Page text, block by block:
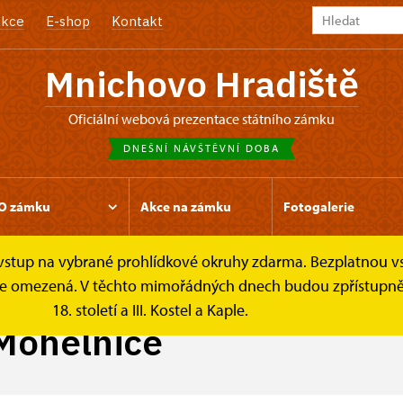
E-shop Kontakt
Mnichovo Hradiště
oficiální webová prezentace státního zámku
DNEŠNÍ NÁVŠTĚVNÍ DOBA
zámku Akce na zámku Fotogalerie
na vybrané prohlídkové okruhy zdarma. Bezplatnou
V těchto mimořádných dnech budou
18. století a III. Kostel a Kaple.
do Mohelnice